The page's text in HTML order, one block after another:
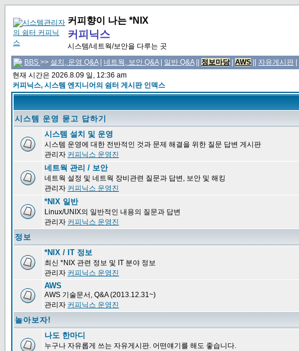
커피향이 나는 *NIX
커피닉스
시스템/네트웍/보안을 다루는 곳
BBS >> 설치, 운영 Q&A| 네트웍, 보안 Q&A| 일반 Q&A|| 정보마당| AWS 자유게시판
현재 시간은 2026.8.09 일, 12:36 am
커피닉스, 시스템 엔지니어의 쉼터 게시판 인덱스
시스템 운영 묻고 답하기
시스템 설치 및 운영
시스템 운영에 대한 전반적인 것과 문제 해결을 위한 질문 답변 게시판
관리자 커피닉스 운영진
네트웍 관리 / 보안
네트웍 설정 및 네트웍 장비관련 질문과 답변, 보안 및 해킹
관리자 커피닉스 운영진
*NIX 일반
Linux/UNIX의 일반적인 내용의 질문과 답변
관리자 커피닉스 운영진
정보
*NIX / IT 정보
최신 *NIX 관련 정보 및 IT 분야 정보
관리자 커피닉스 운영진
AWS
AWS 기술문서, Q&A (2013.12.31~)
관리자 커피닉스 운영진
놀아보자!
나도 한마디
누구나 자유롭게 쓰는 자유게시판. 어떤얘기를 해도 좋습니다.